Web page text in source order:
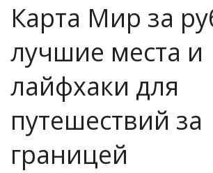
Карта Мир за
лучшие места и
лайфхаки для
путешествий за
границей